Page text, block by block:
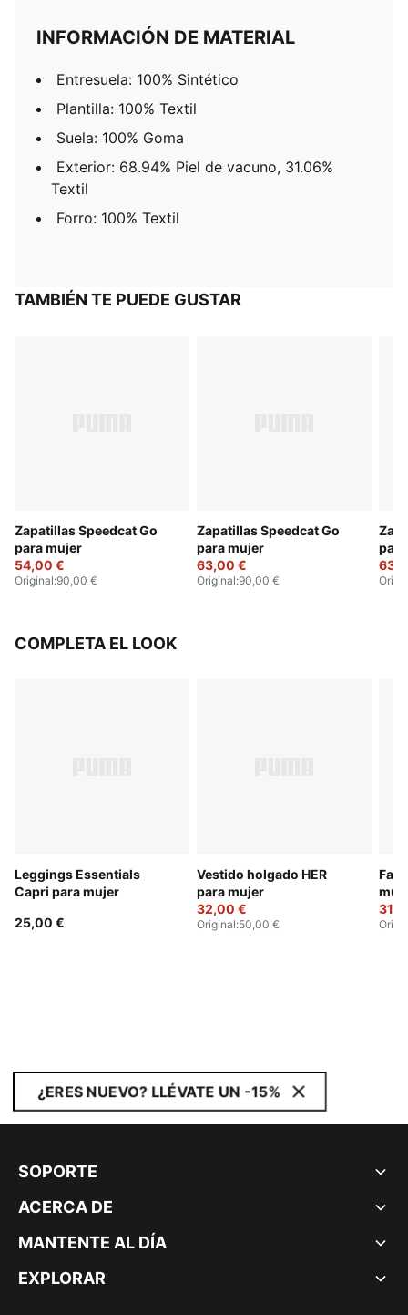
INFORMACIÓN DE MATERIAL
Entresuela: 100% Sintético
Plantilla: 100% Textil
Suela: 100% Goma
Exterior: 68.94% Piel de vacuno, 31.06%
Textil
Forro: 100% Textil
TAMBIÉN TE PUEDE GUSTAR
Zapatillas Speedcat Go
para mujer
54,00 €
Original:90,00 €
Zapatillas Speedcat Go
para mujer
63,00 €
Original:90,00 €
COMPLETA EL LOOK
Leggings Essentials
Capri para mujer
25,00 €
Vestido holgado HER
para mujer
32,00 €
Original:50,00 €
¿ERES NUEVO? LLÉVATE UN -15%
SOPORTE
ACERCA DE
MANTENTE AL DÍA
EXPLORAR